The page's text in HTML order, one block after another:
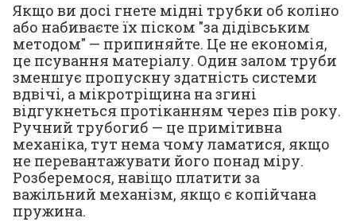
Якщо ви досі гнете мідні трубки об коліно
або набиваєте їх піском "за дідівським
методом" — припиняйте. Це не економія,
це псування матеріалу. Один залом труби
зменшує пропускну здатність системи
вдвічі, а мікротріщина на згині
відгукнеться протіканням через пів року.
Ручний трубогиб — це примітивна
механіка, тут нема чому ламатися, якщо
не перевантажувати його понад міру.
Розберемося, навіщо платити за
важільний механізм, якщо є копійчана
пружина.